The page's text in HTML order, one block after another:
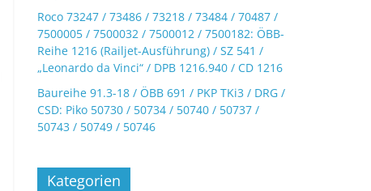
Roco 73247 / 73486 / 73218 / 73484 / 70487 /
7500005 / 7500032 / 7500012 / 7500182: ÖBB-
Reihe 1216 (Railjet-Ausführung) / SZ 541 /
„Leonardo da Vinci“ / DPB 1216.940 / CD 1216
Baureihe 91.3-18 / ÖBB 691 / PKP TKi3 / DRG /
CSD: Piko 50730 / 50734 / 50740 / 50737 /
50743 / 50749 / 50746
Kategorien